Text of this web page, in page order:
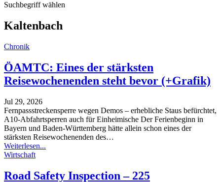
Suchbegriff wählen
Kaltenbach
Chronik
ÖAMTC: Eines der stärksten
Reisewochenenden steht bevor (+Grafik)
Jul 29, 2026
Fernpassstreckensperre wegen Demos – erhebliche Staus befürchtet,
A10-Abfahrtsperren auch für Einheimische Der Ferienbeginn in
Bayern und Baden-Württemberg hätte allein schon eines der
stärksten Reisewochenenden des…
Weiterlesen...
Wirtschaft
Road Safety Inspection – 225